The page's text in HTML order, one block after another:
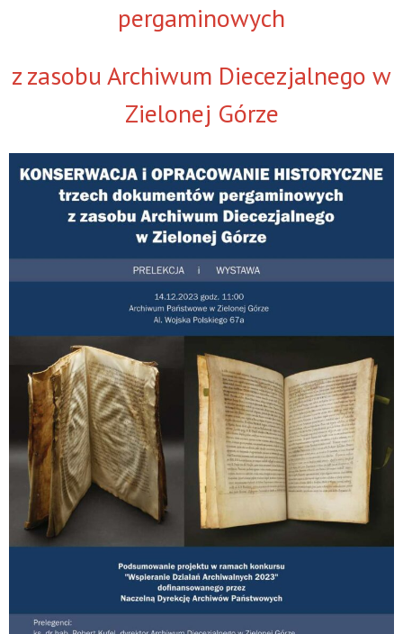
pergaminowych
z zasobu Archiwum Diecezjalnego w
Zielonej Górze